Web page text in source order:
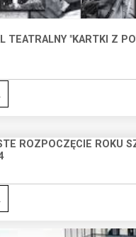
TEATRALNY "KARTKI Z
ROZPOCZĘCIE ROKU